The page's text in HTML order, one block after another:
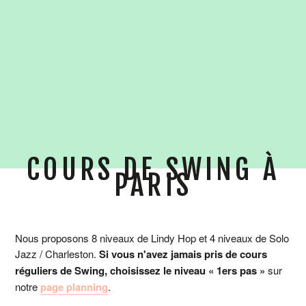
COURS DE SWING À
PARIS
Nous proposons 8 niveaux de Lindy Hop et 4 niveaux de Solo
Jazz / Charleston.Si vous n'avez jamais pris de cours
réguliers de Swing, choisissez le niveau « 1ers pas » sur
notre page planning.